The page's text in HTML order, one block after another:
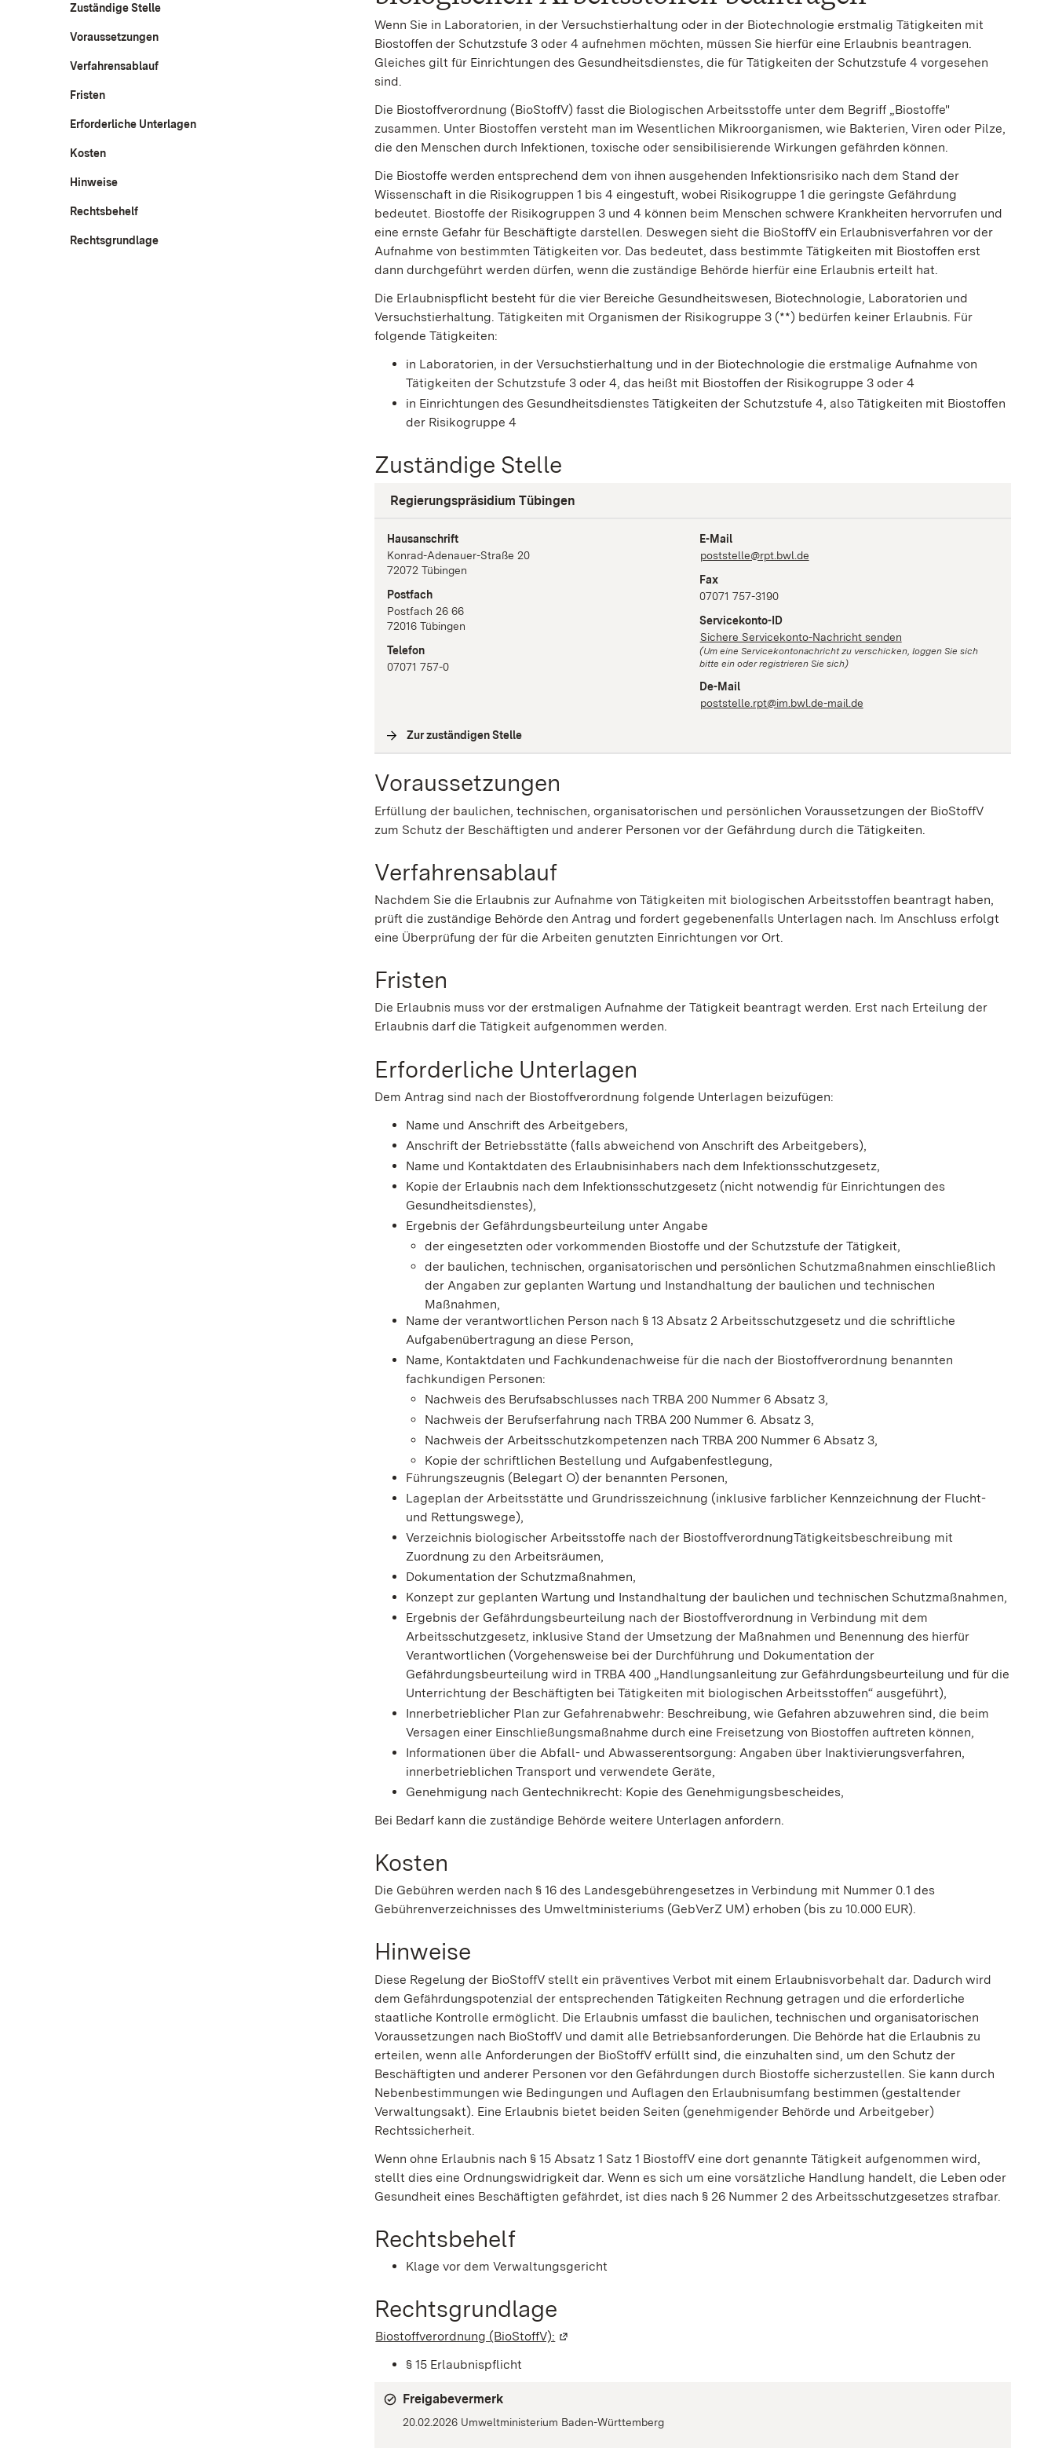
Zuständige Stelle
Voraussetzungen
Verfahrensablauf
Fristen
Erforderliche Unterlagen
Kosten
Hinweise
Rechtsbehelf
Rechtsgrundlage
Wenn Sie in Laboratorien, in der Versuchstierhaltung oder in der Biotechnologie erstmalig Tätigkeiten mit
Biostoffen der Schutzstufe 3 oder 4 aufnehmen möchten, müssen Sie hierfür eine Erlaubnis beantragen.
Gleiches gilt für Einrichtungen des Gesundheitsdienstes, die für Tätigkeiten der Schutzstufe 4 vorgesehen
sind.
Die Biostoffverordnung (BioStoffV) fasst die Biologischen Arbeitsstoffe unter dem Begriff „Biostoffe"
zusammen. Unter Biostoffen versteht man im Wesentlichen Mikroorganismen, wie Bakterien, Viren oder Pilze,
die den Menschen durch Infektionen, toxische oder sensibilisierende Wirkungen gefährden können.
Die Biostoffe werden entsprechend dem von ihnen ausgehenden Infektionsrisiko nach dem Stand der
Wissenschaft in die Risikogruppen 1 bis 4 eingestuft, wobei Risikogruppe 1 die geringste Gefährdung
bedeutet. Biostoffe der Risikogruppen 3 und 4 können beim Menschen schwere Krankheiten hervorrufen und
eine ernste Gefahr für Beschäftigte darstellen. Deswegen sieht die BioStoffV ein Erlaubnisverfahren vor der
Aufnahme von bestimmten Tätigkeiten vor. Das bedeutet, dass bestimmte Tätigkeiten mit Biostoffen erst
dann durchgeführt werden dürfen, wenn die zuständige Behörde hierfür eine Erlaubnis erteilt hat.
Die Erlaubnispflicht besteht für die vier Bereiche Gesundheitswesen, Biotechnologie, Laboratorien und
Versuchstierhaltung. Tätigkeiten mit Organismen der Risikogruppe 3 (**) bedürfen keiner Erlaubnis. Für
folgende Tätigkeiten:
in Laboratorien, in der Versuchstierhaltung und in der Biotechnologie die erstmalige Aufnahme von
Tätigkeiten der Schutzstufe 3 oder 4, das heißt mit Biostoffen der Risikogruppe 3 oder 4
in Einrichtungen des Gesundheitsdienstes Tätigkeiten der Schutzstufe 4, also Tätigkeiten mit Biostoffen
der Risikogruppe 4
Zuständige Stelle
Regierungspräsidium Tübingen
Hausanschrift
Konrad-Adenauer-Straße 20
72072 Tübingen
Postfach
Postfach 26 66
72016 Tübingen
Telefon
07071 757-0
E-Mail
poststelle@rpt.bwl.de
Fax
07071 757-3190
Servicekonto-ID
Sichere Servicekonto-Nachricht senden
(Um eine Servicekontonachricht zu verschicken, loggen Sie sich
bitte ein oder registrieren Sie sich)
De-Mail
poststelle.rpt@im.bwl.de-mail.de
Zur zuständigen Stelle
Voraussetzungen
Erfüllung der baulichen, technischen, organisatorischen und persönlichen Voraussetzungen der BioStoffV
zum Schutz der Beschäftigten und anderer Personen vor der Gefährdung durch die Tätigkeiten.
Verfahrensablauf
Nachdem Sie die Erlaubnis zur Aufnahme von Tätigkeiten mit biologischen Arbeitsstoffen beantragt haben,
prüft die zuständige Behörde den Antrag und fordert gegebenenfalls Unterlagen nach. Im Anschluss erfolgt
eine Überprüfung der für die Arbeiten genutzten Einrichtungen vor Ort.
Fristen
Die Erlaubnis muss vor der erstmaligen Aufnahme der Tätigkeit beantragt werden. Erst nach Erteilung der
Erlaubnis darf die Tätigkeit aufgenommen werden.
Erforderliche Unterlagen
Dem Antrag sind nach der Biostoffverordnung folgende Unterlagen beizufügen:
Name und Anschrift des Arbeitgebers,
Anschrift der Betriebsstätte (falls abweichend von Anschrift des Arbeitgebers),
Name und Kontaktdaten des Erlaubnisinhabers nach dem Infektionsschutzgesetz,
Kopie der Erlaubnis nach dem Infektionsschutzgesetz (nicht notwendig für Einrichtungen des
Gesundheitsdienstes),
Ergebnis der Gefährdungsbeurteilung unter Angabe
der eingesetzten oder vorkommenden Biostoffe und der Schutzstufe der Tätigkeit,
der baulichen, technischen, organisatorischen und persönlichen Schutzmaßnahmen einschließlich
der Angaben zur geplanten Wartung und Instandhaltung der baulichen und technischen
Maßnahmen,
Name der verantwortlichen Person nach § 13 Absatz 2 Arbeitsschutzgesetz und die schriftliche
Aufgabenübertragung an diese Person,
Name, Kontaktdaten und Fachkundenachweise für die nach der Biostoffverordnung benannten
fachkundigen Personen:
Nachweis des Berufsabschlusses nach TRBA 200 Nummer 6 Absatz 3,
Nachweis der Berufserfahrung nach TRBA 200 Nummer 6. Absatz 3,
Nachweis der Arbeitsschutzkompetenzen nach TRBA 200 Nummer 6 Absatz 3,
Kopie der schriftlichen Bestellung und Aufgabenfestlegung,
Führungszeugnis (Belegart O) der benannten Personen,
Lageplan der Arbeitsstätte und Grundrisszeichnung (inklusive farblicher Kennzeichnung der Flucht-
und Rettungswege),
Verzeichnis biologischer Arbeitsstoffe nach der BiostoffverordnungTätigkeitsbeschreibung mit
Zuordnung zu den Arbeitsräumen,
Dokumentation der Schutzmaßnahmen,
Konzept zur geplanten Wartung und Instandhaltung der baulichen und technischen Schutzmaßnahmen,
Ergebnis der Gefährdungsbeurteilung nach der Biostoffverordnung in Verbindung mit dem
Arbeitsschutzgesetz, inklusive Stand der Umsetzung der Maßnahmen und Benennung des hierfür
Verantwortlichen (Vorgehensweise bei der Durchführung und Dokumentation der
Gefährdungsbeurteilung wird in TRBA 400 „Handlungsanleitung zur Gefährdungsbeurteilung und für die
Unterrichtung der Beschäftigten bei Tätigkeiten mit biologischen Arbeitsstoffen“ ausgeführt),
Innerbetrieblicher Plan zur Gefahrenabwehr: Beschreibung, wie Gefahren abzuwehren sind, die beim
Versagen einer Einschließungsmaßnahme durch eine Freisetzung von Biostoffen auftreten können,
Informationen über die Abfall- und Abwasserentsorgung: Angaben über Inaktivierungsverfahren,
innerbetrieblichen Transport und verwendete Geräte,
Genehmigung nach Gentechnikrecht: Kopie des Genehmigungsbescheides,
Bei Bedarf kann die zuständige Behörde weitere Unterlagen anfordern.
Kosten
Die Gebühren werden nach § 16 des Landesgebührengesetzes in Verbindung mit Nummer 0.1 des
Gebührenverzeichnisses des Umweltministeriums (GebVerZ UM) erhoben (bis zu 10.000 EUR).
Hinweise
Diese Regelung der BioStoffV stellt ein präventives Verbot mit einem Erlaubnisvorbehalt dar. Dadurch wird
dem Gefährdungspotenzial der entsprechenden Tätigkeiten Rechnung getragen und die erforderliche
staatliche Kontrolle ermöglicht. Die Erlaubnis umfasst die baulichen, technischen und organisatorischen
Voraussetzungen nach BioStoffV und damit alle Betriebsanforderungen. Die Behörde hat die Erlaubnis zu
erteilen, wenn alle Anforderungen der BioStoffV erfüllt sind, die einzuhalten sind, um den Schutz der
Beschäftigten und anderer Personen vor den Gefährdungen durch Biostoffe sicherzustellen. Sie kann durch
Nebenbestimmungen wie Bedingungen und Auflagen den Erlaubnisumfang bestimmen (gestaltender
Verwaltungsakt). Eine Erlaubnis bietet beiden Seiten (genehmigender Behörde und Arbeitgeber)
Rechtssicherheit.
Wenn ohne Erlaubnis nach § 15 Absatz 1 Satz 1 BiostoffVeine dort genannte Tätigkeit aufgenommen wird,
stellt dies eine Ordnungswidrigkeit dar. Wenn es sich um eine vorsätzliche Handlung handelt, die Leben oder
Gesundheit eines Beschäftigten gefährdet, ist dies nach § 26 Nummer 2 des Arbeitsschutzgesetzes strafbar.
Rechtsbehelf
Klage vor dem Verwaltungsgericht
Rechtsgrundlage
Biostoffverordnung (BioStoffV): (Wird in einem neuen Fenster geöffnet)
§ 15 Erlaubnispflicht
Freigabevermerk
20.02.2026 Umweltministerium Baden-Württemberg